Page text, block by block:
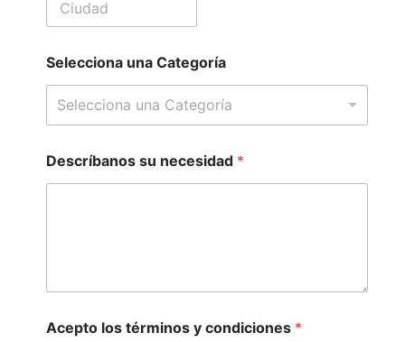
Selecciona una Categoría
Selecciona una Categoría
Descríbanos su necesidad *
Acepto los términos y condiciones *